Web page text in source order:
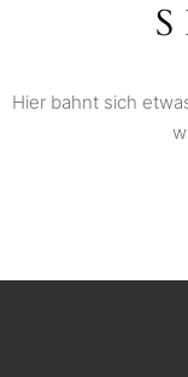
Hier bahnt sich